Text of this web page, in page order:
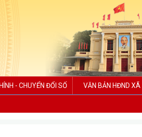
- CHUYỂN ĐỔI SỐ VĂN BẢN HĐND XÃ